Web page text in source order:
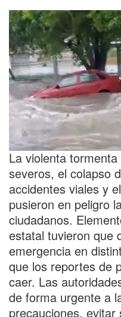
La violenta
severos, el colapso
accidentes viales y
pusieron en peligro
ciudadanos.
estatal tuvieron que
emergencia en
que los reportes de
caer. Las
de forma urgente a
precauciones, evitar